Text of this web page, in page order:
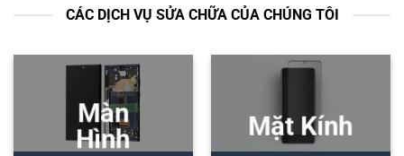
CÁC DỊCH VỤ SỬA CHỮA CỦA CHÚNG TÔI
Màn
Hình
Mặt Kính